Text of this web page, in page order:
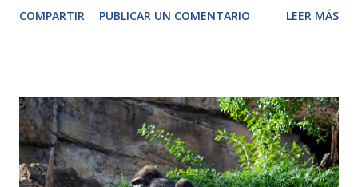
temperaturas, que se ha producido hoy. El equipo de
habitan las especies más sensibles y vulnerables a las bajas
temperaturas para garantizar su bienestar. En concreto, se
han puesto en marcha diversos sistemas de calefacción
entre los que se encuentran tejas cerámicas radiantes,
COMPARTIR PUBLICAR UN COMENTARIO LEER MÁS